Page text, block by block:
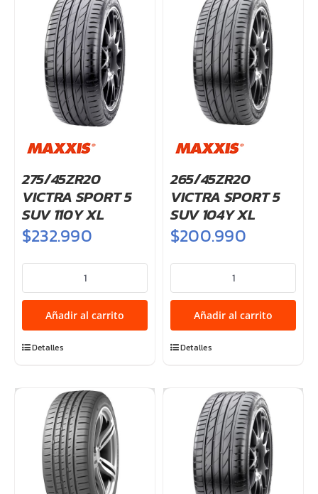
275/45ZR20
VICTRA SPORT 5
SUV 110Y XL
$232.990
275/45ZR20
VICTRA
SPORT
SUV
cantidad
Añadir al carrito
Detalles
265/45ZR20
VICTRA SPORT 5
SUV 104Y XL
$200.990
265/45ZR20
VICTRA
SPORT
SUV
cantidad
Añadir al carrito
Detalles